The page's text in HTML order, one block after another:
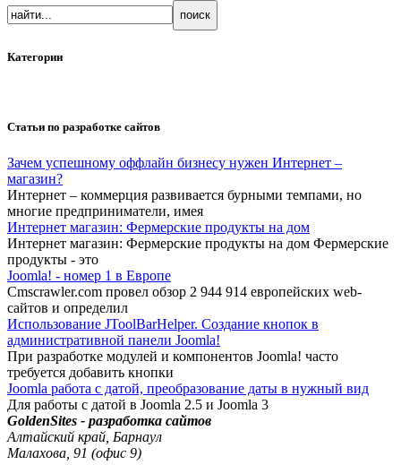
Категории
Статьи по разработке сайтов
Зачем успешному оффлайн бизнесу нужен Интернет –
магазин?
Интернет – коммерция развивается бурными темпами, но
многие предприниматели, имея
Интернет магазин: Фермерские продукты на дом
Интернет магазин: Фермерские продукты на дом Фермерские
продукты - это
Joomla! - номер 1 в Европе
Cmscrawler.com провел обзор 2 944 914 европейских web-
сайтов и определил
Использование JToolBarHelper. Создание кнопок в
административной панели Joomla!
При разработке модулей и компонентов Joomla! часто
требуется добавить кнопки
Joomla работа с датой, преобразование даты в нужный вид
Для работы с датой в Joomla 2.5 и Joomla 3
GoldenSites - разработка сайтов
Алтайский край, Барнаул
Малахова, 91 (офис 9)